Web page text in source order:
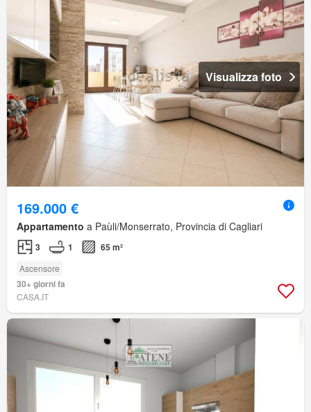
Visualizza foto
169.000 €
Appartamento a Paùli/Monserrato, Provincia di Cagliari
3 1 65 m²
Ascensore
30+ giorni fa
CASA.IT